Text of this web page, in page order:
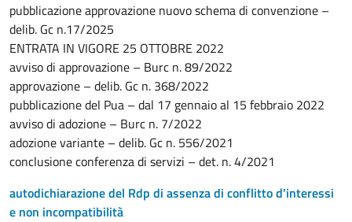
pubblicazione approvazione nuovo schema di convenzione –
delib. Gc n.17/2025
ENTRATA IN VIGORE 25 OTTOBRE 2022
avviso di approvazione – Burc n. 89/2022
approvazione – delib. Gc n. 368/2022
pubblicazione del Pua – dal 17 gennaio al 15 febbraio 2022
avviso di adozione – Burc n. 7/2022
adozione variante – delib. Gc n. 556/2021
conclusione conferenza di servizi – det. n. 4/2021
autodichiarazione del Rdp di assenza di conflitto d’interessi
e non incompatibilità